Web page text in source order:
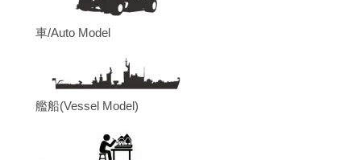
車/Auto Model
艦船(Vessel Model)